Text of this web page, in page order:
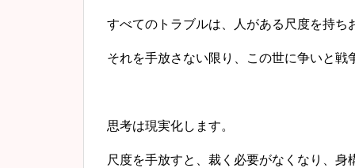
すべてのトラブルは、人がある尺度を持
それを手放さない限り、この世に争いと
思考は現実化します。
尺度を手放すと、裁く必要がなくなり、